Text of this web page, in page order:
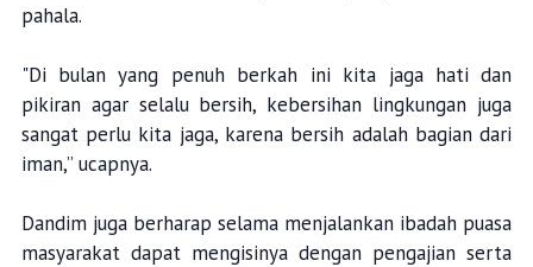
pahala.
"Di bulan yang penuh berkah ini kita jaga hati dan
pikiran agar selalu bersih, kebersihan lingkungan juga
sangat perlu kita jaga, karena bersih adalah bagian dari
iman,” ucapnya.
Dandim juga berharap selama menjalankan ibadah puasa
masyarakat dapat mengisinya dengan pengajian serta